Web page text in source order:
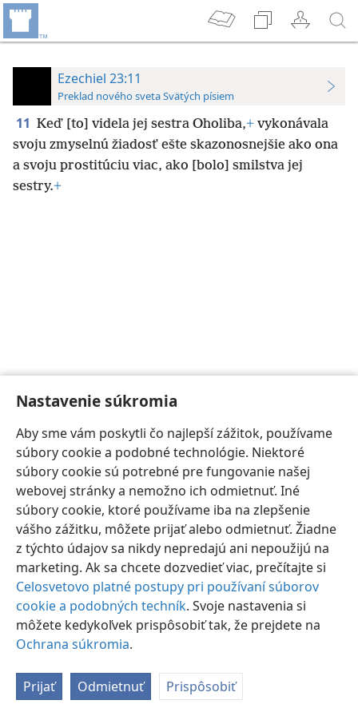
Nastavenie súkromia
Aby sme vám poskytli čo najlepší zážitok, používame
súbory cookie a podobné technológie. Niektoré
súbory cookie sú potrebné pre fungovanie našej
webovej stránky a nemožno ich odmietnuť. Iné
súbory cookie, ktoré používame iba na zlepšenie
vášho zážitku, môžete prijať alebo odmietnuť. Žiadne
z týchto údajov sa nikdy nepredajú ani nepoužijú na
marketing. Ak sa chcete dozvedieť viac, prečítajte si
Celosvetovo platné postupy pri používaní súborov
cookie a podobných techník. Svoje nastavenia si
môžete kedykoľvek prispôsobiť tak, že prejdete na
Ochrana súkromia.
Prijať Odmietnuť Prispôsobiť
Ezechiel 23:11
Preklad nového sveta Svätých písiem
11 Keď [to] videla jej sestra Oholiba,+ vykonávala
svoju zmyselnú žiadosť ešte skazonosnejšie ako ona
a svoju prostitúciu viac, ako [bolo] smilstva jej
sestry.+
Slovenčina Nastavenia
Copyright © 2026 Watch Tower Bible and Tract Society of Pennsylvania
Podmienky používania
JW.ORG
Prihlásiť sa